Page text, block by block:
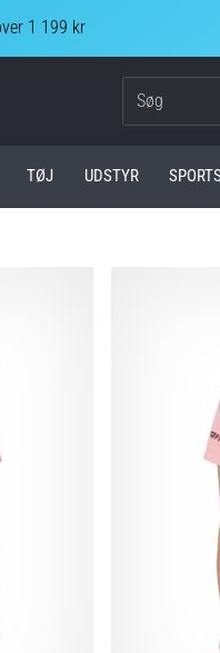
1 199 kr
TØJ UDSTYR